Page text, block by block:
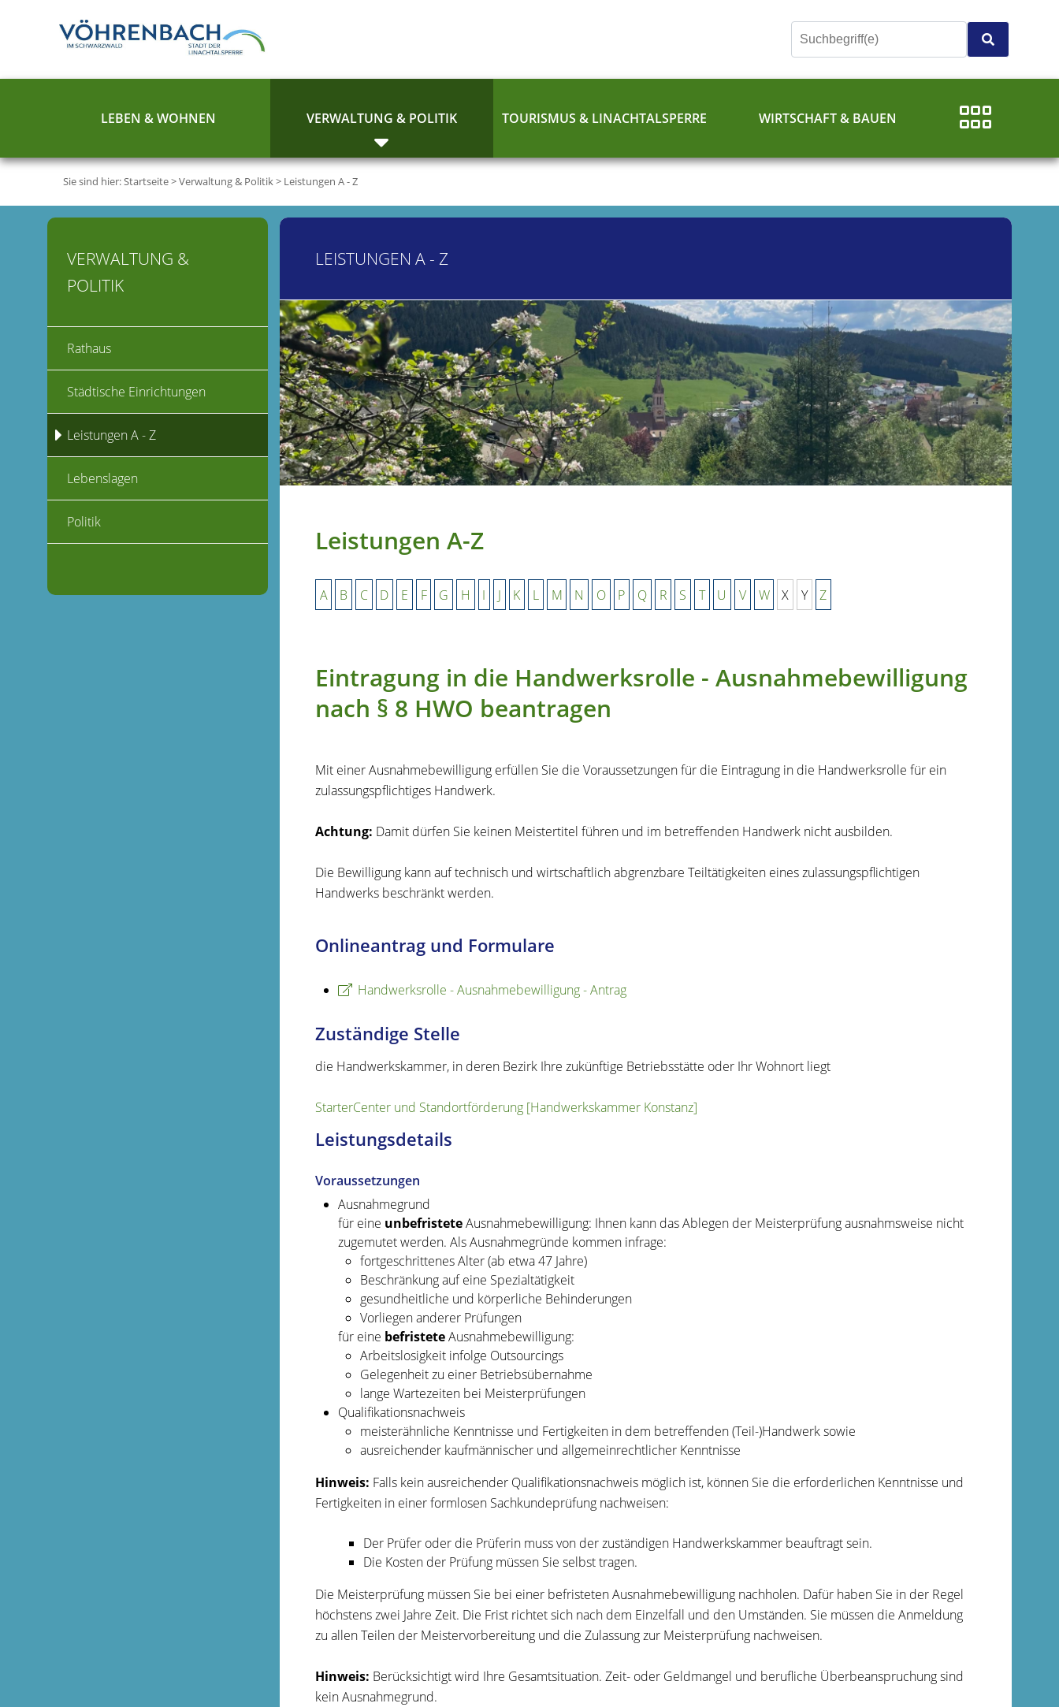
LEBEN & WOHNEN VERWALTUNG & POLITIK TOURISMUS & LINACHTALSPERRE WIRTSCHAFT & BAUEN
Sie sind hier:Startseite>Verwaltung & Politik> Leistungen A - Z
LEISTUNGEN A - Z
Leistungen A-Z
A B C D E F G H I J K L M N O P Q R S T U V W X Y Z
Eintragung in die Handwerksrolle - Ausnahmebewilligung
nach § 8 HWO beantragen
Mit einer Ausnahmebewilligung erfüllen Sie die Voraussetzungen für die Eintragung in die Handwerksrolle für ein
zulassungspflichtiges Handwerk.
Achtung: Damit dürfen Sie keinen Meistertitel führen und im betreffenden Handwerk nicht ausbilden.
Die Bewilligung kann auf technisch und wirtschaftlich abgrenzbare Teiltätigkeiten eines zulassungspflichtigen
Handwerks beschränkt werden.
Onlineantrag und Formulare
Handwerksrolle - Ausnahmebewilligung - Antrag
Zuständige Stelle
die Handwerkskammer, in deren Bezirk Ihre zukünftige Betriebsstätte oder Ihr Wohnort liegt
StarterCenter und Standortförderung [Handwerkskammer Konstanz]
Leistungsdetails
Voraussetzungen
Ausnahmegrund
für eine unbefristeteAusnahmebewilligung: Ihnen kann das Ablegen der Meisterprüfung ausnahmsweise nicht
zugemutet werden. Als Ausnahmegründe kommen infrage:
fortgeschrittenes Alter (ab etwa 47 Jahre)
Beschränkung auf eine Spezialtätigkeit
gesundheitliche und körperliche Behinderungen
Vorliegen anderer Prüfungen
für eine befristeteAusnahmebewilligung:
Arbeitslosigkeit infolge Outsourcings
Gelegenheit zu einer Betriebsübernahme
lange Wartezeiten bei Meisterprüfungen
Qualifikationsnachweis
meisterähnliche Kenntnisse und Fertigkeiten in dem betreffenden (Teil-)Handwerk sowie
ausreichender kaufmännischer und allgemeinrechtlicher Kenntnisse
Hinweis: Falls kein ausreichender Qualifikationsnachweis möglich ist, können Sie die erforderlichen Kenntnisse und
Fertigkeiten in einer formlosen Sachkundeprüfung nachweisen:
Der Prüfer oder die Prüferin muss von der zuständigen Handwerkskammer beauftragt sein.
Die Kosten der Prüfung müssen Sie selbst tragen.
Die Meisterprüfung müssen Sie bei einer befristeten Ausnahmebewilligung nachholen. Dafür haben Sie in der Regel
höchstens zwei Jahre Zeit. Die Frist richtet sich nach dem Einzelfall und den Umständen. Sie müssen die Anmeldung
zu allen Teilen der Meistervorbereitung und die Zulassung zur Meisterprüfung nachweisen.
Hinweis: Berücksichtigt wird Ihre Gesamtsituation. Zeit- oder Geldmangel und berufliche Überbeanspruchung sind
kein Ausnahmegrund.
VERWALTUNG &
POLITIK
Rathaus
Städtische Einrichtungen
Leistungen A - Z
Lebenslagen
Politik